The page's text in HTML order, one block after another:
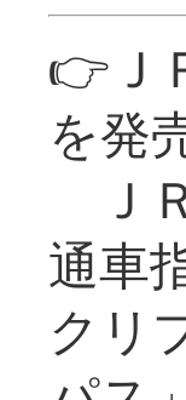
👉Ｊ
を発
Ｊ
通車
クリ